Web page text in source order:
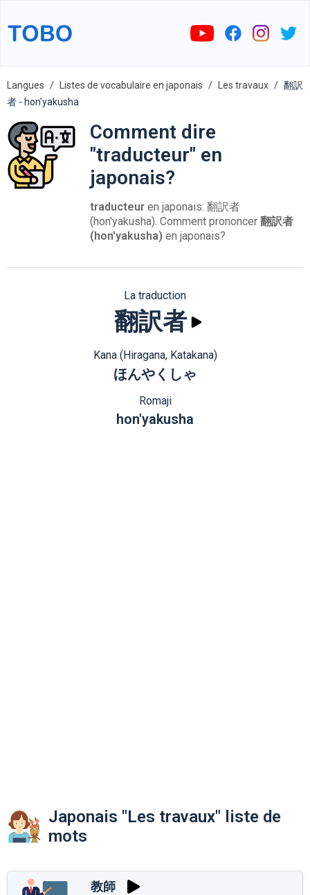
Langues Listes de vocabulaire en japonais Les travaux
翻訳
者 - hon'yakusha
Comment dire
"traducteur" en
japonais?
traducteur en japonais: 翻訳者
(hon'yakusha). Comment prononcer 翻訳者
(hon'yakusha) en japonais?
La traduction
翻訳者
Kana (Hiragana, Katakana)
ほんやくしゃ
Romaji
hon'yakusha
Japonais "Les travaux" liste de
mots
教師